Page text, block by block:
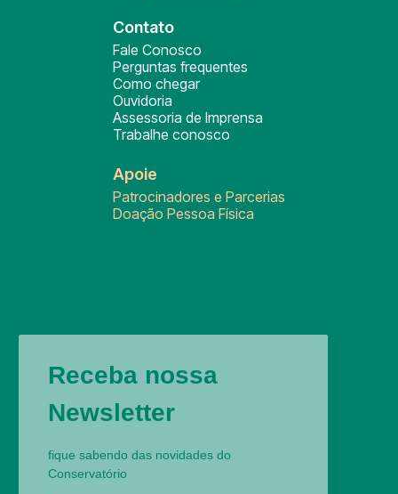
Contato
Fale Conosco
Perguntas frequentes
Como chegar
Ouvidoria
Assessoria de Imprensa
Trabalhe conosco
Apoie
Patrocinadores e Parcerias
Doação Pessoa Física